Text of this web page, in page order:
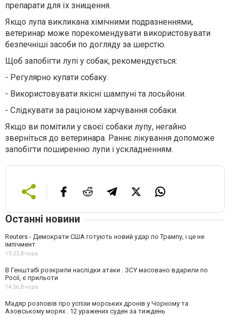
препарати для їх знищення.
Якщо лупа викликана хімічними подразненнями,
ветеринар може порекомендувати використовувати
безпечніші засоби по догляду за шерстю.
Щоб запобігти лупі у собак, рекомендується:
- Регулярно купати собаку.
- Використовувати якісні шампуні та лосьйони.
- Слідкувати за раціоном харчування собаки.
Якщо ви помітили у своєї собаки лупу, негайно
зверніться до ветеринара. Раннє лікування допоможе
запобігти поширенню лупи і ускладненням.
Останні новини
Reuters - Демократи США готують новий удар по Трампу, і це не
імпічмент
15:23, Вчора
В Генштабі розкрили наслідки атаки . ЗСУ масовано вдарили по
Росії, є прильоти
14:56, Вчора
Мадяр розповів про успіхи морських дронів у Чорному та
Азовському морях . 12 уражених суден за тиждень